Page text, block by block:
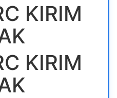
KIRIM
KIRIM